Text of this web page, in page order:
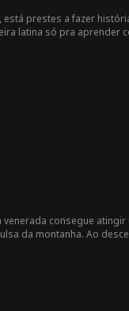
prestes a fazer
latina só pra
consegue
da montanha. Ao